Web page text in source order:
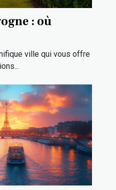
: où
ville qui vous offre